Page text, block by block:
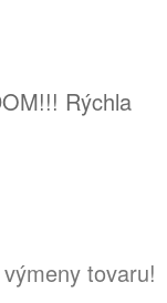
Rýchla
tovaru!